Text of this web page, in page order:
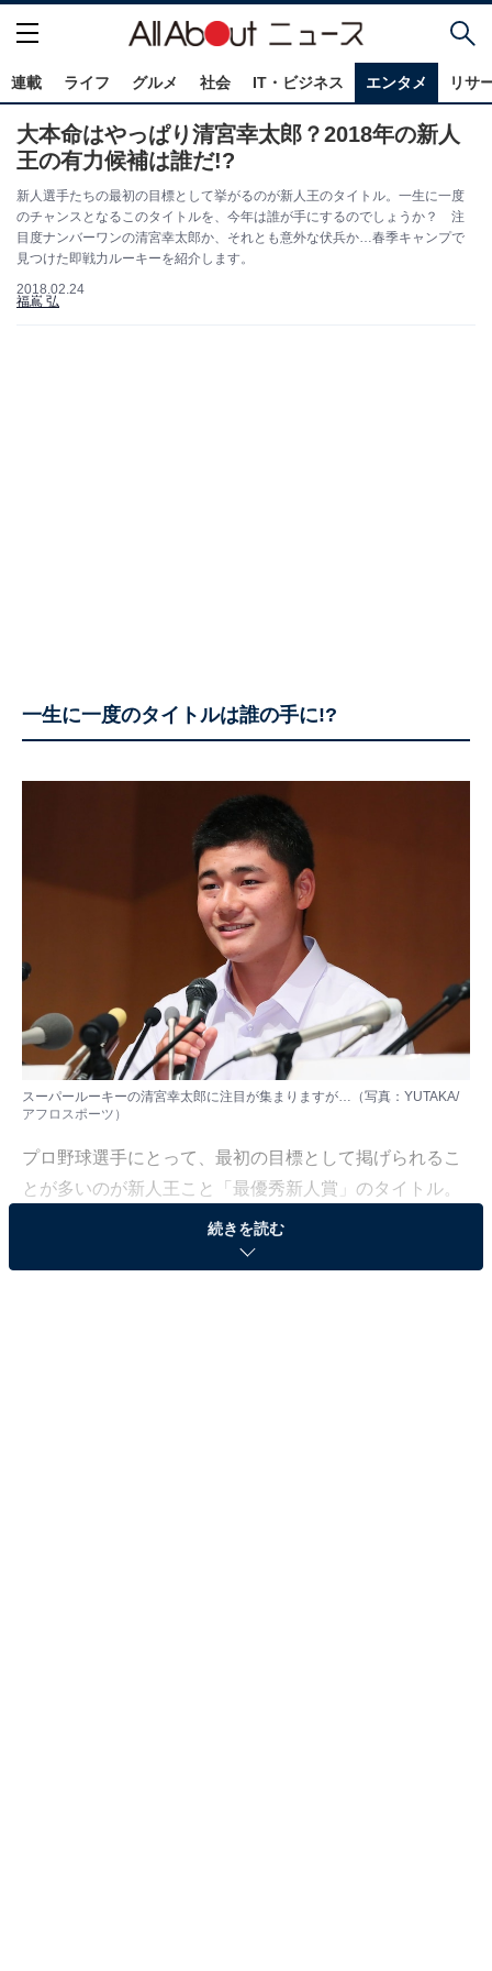
連載 ライフ グルメ 社会 IT・ビジネス エンタメ リサ
大本命はやっぱり清宮幸太郎？2018年の新人
王の有力候補は誰だ!?
新人選手たちの最初の目標として挙がるのが新人王のタイトル。一生に一度
のチャンスとなるこのタイトルを、今年は誰が手にするのでしょうか？ 注
目度ナンバーワンの清宮幸太郎か、それとも意外な伏兵か…春季キャンプで
見つけた即戦力ルーキーを紹介します。
2018.02.24
福嶌 弘
一生に一度のタイトルは誰の手に!?
スーパールーキーの清宮幸太郎に注目が集まりますが…（写真：YUTAKA/
アフロスポーツ）
プロ野球選手にとって、最初の目標として掲げられるこ
とが多いのが新人王こと「最優秀新人賞」のタイトル。
文字通りその年の新人選手で最も活躍した者に与えられ
る賞で、過去の受賞者には上原浩治（99年）や田中将大
続きを読む